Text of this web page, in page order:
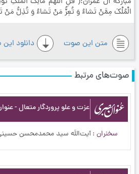
الْمُلْكَ مِمَّنْ تَشاءُ وَ تُعِزُّ مَنْ تَشاءُ وَ تُذِلُّ مَنْ
متن این صوت دانلود
صوت‌های مرتبط
سخنران آیت‌اللَه سید محمدمحسن